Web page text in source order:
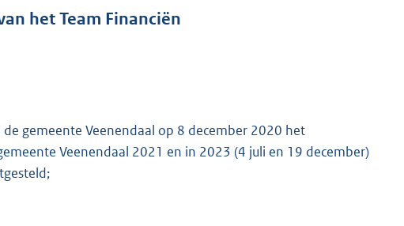
d
t
t
het Team Financiën
gemeente Veenendaal op 8 december 2020 het
Veenendaal 2021 en in 2023 (4 juli en 19 december)